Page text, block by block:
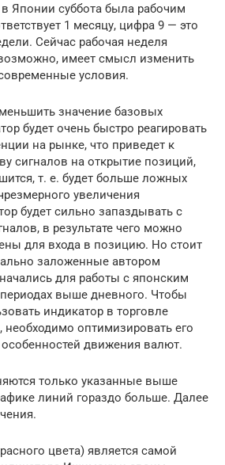
Японии суббота была рабочим
1 месяцу, цифра 9 — это
Сейчас рабочая неделя
имеет смысл изменить
условия.
значение базовых
будет очень быстро реагировать
на рынке, что приведет к
сигналов на открытие позиций,
т. е. будет больше ложных
увеличения
будет сильно запаздывать с
в результате чего можно
для входа в позицию. Но стоит
заложенные автором
для работы с японским
выше дневного. Чтобы
индикатор в торговле
оптимизировать его
движения валют.
только указанные выше
линий гораздо больше. Далее
цвета) является самой